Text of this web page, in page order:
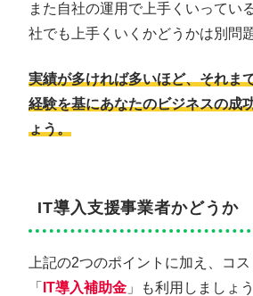
また自社の運用で上手くいってい
社でも上手くいくかどうかは別問
実績が多ければ多いほど、それま
経験を基にあなたのビジネスの成
ょう。
IT導入支援事業者かどうか
上記の2つのポイントに加え、コ
「 IT導入補助金 」も利用しましょう